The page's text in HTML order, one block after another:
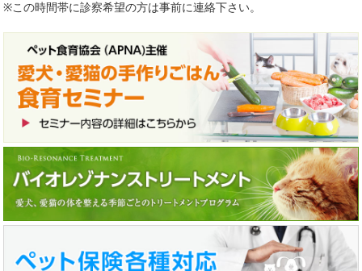
※この時間帯に診察希望の方は事前に連絡下さい。